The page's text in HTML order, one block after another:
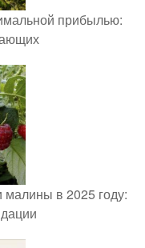
прибылью:
в 2025 году: